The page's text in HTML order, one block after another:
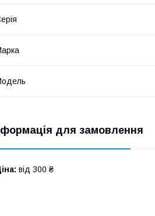
для замовлення
від 300 ₴